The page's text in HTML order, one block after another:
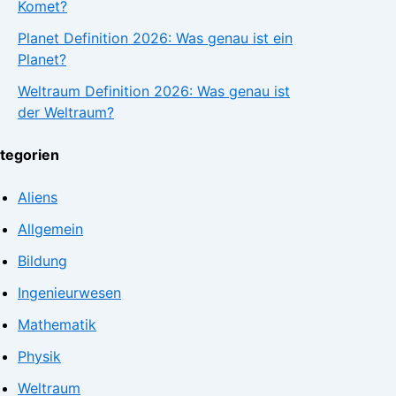
Komet?
Planet Definition 2026: Was genau ist ein
Planet?
Weltraum Definition 2026: Was genau ist
der Weltraum?
Aliens
Allgemein
Bildung
Ingenieurwesen
Mathematik
Physik
Weltraum